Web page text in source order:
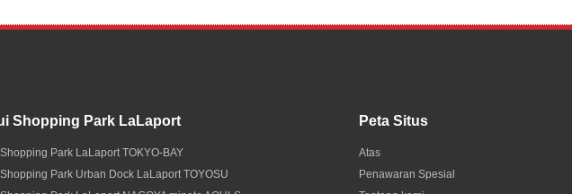
Shopping Park LaLaport
Park LaLaport TOKYO-BAY
Park Urban Dock LaLaport TOYOSU
Peta Situs
Atas
Penawaran Spesial